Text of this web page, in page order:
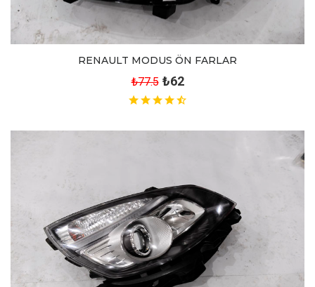
RENAULT MODUS ÖN FARLAR
₺77.5 ₺62